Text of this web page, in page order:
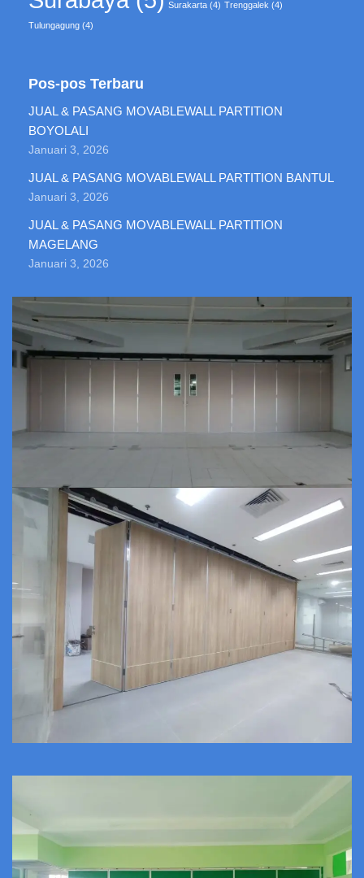
Surakarta (4) Trenggalek (4)
Tulungagung (4)
Pos-pos Terbaru
JUAL & PASANG MOVABLEWALL PARTITION
BOYOLALI
Januari 3, 2026
JUAL & PASANG MOVABLEWALL PARTITION BANTUL
Januari 3, 2026
JUAL & PASANG MOVABLEWALL PARTITION
MAGELANG
Januari 3, 2026